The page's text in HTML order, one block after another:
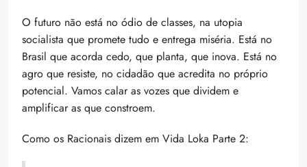
O futuro não está no ódio de classes, na utopia
socialista que promete tudo e entrega miséria. Está no
Brasil que acorda cedo, que planta, que inova. Está no
agro que resiste, no cidadão que acredita no próprio
potencial. Vamos calar as vozes que dividem e
amplificar as que constroem.
Como os Racionais dizem em Vida Loka Parte 2: